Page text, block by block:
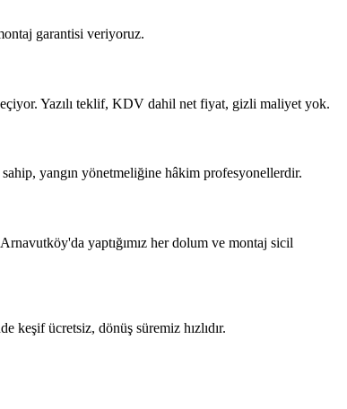
garantisi veriyoruz.
Yazılı teklif, KDV dahil net fiyat, gizli maliyet yok.
yangın yönetmeliğine hâkim profesyonellerdir.
yaptığımız her dolum ve montaj sicil
keşif ücretsiz, dönüş süremiz hızlıdır.